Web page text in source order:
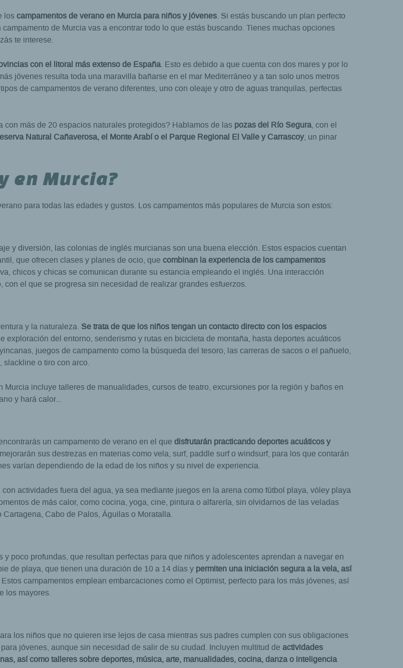
loscampamentos de verano en Murcia para niños y jóvenes. Si estás buscando un plan perfecto
de Murcia vas a encontrar todo lo que estás buscando. Tienes muchas opciones
te interese.
con el litoral más extenso de España. Esto es debido a que cuenta con dos mares y por lo
jóvenes resulta toda una maravilla bañarse en el mar Mediterráneo y a tan solo unos metros
de campamentos de verano diferentes, uno con oleaje y otro de aguas tranquilas, perfectas
más de 20 espacios naturales protegidos? Hablamos de las pozas del Río Segura, con el
Natural Cañaverosa, el Monte Arabí o el Parque Regional El Valle y Carrascoy, un pinar
en Murcia?
para todas las edades y gustos. Los campamentos más populares de Murcia son estos:
y diversión, las colonias de inglés murcianas son una buena elección. Estos espacios cuentan
que ofrecen clases y planes de ocio, que combinan la experiencia de los campamentos
chicos y chicas se comunican durante su estancia empleando el inglés. Una interacción
el que se progresa sin necesidad de realizar grandes esfuerzos.
y la naturaleza. Se trata de que los niños tengan un contacto directo con los espacios
exploración del entorno, senderismo y rutas en bicicleta de montaña, hasta deportes acuáticos
juegos de campamento como la búsqueda del tesoro, las carreras de sacos o el pañuelo,
o tiro con arco.
incluye talleres de manualidades, cursos de teatro, excursiones por la región y baños en
y hará calor...
un campamento de verano en el que disfrutarán practicando deportes acuáticos y
sus destrezas en materias como vela, surf, paddle surf o windsurf, para los que contarán
varían dependiendo de la edad de los niños y su nivel de experiencia.
actividades fuera del agua, ya sea mediante juegos en la arena como fútbol playa, vóley playa
de más calor, como cocina, yoga, cine, pintura o alfarería, sin olvidarnos de las veladas
Cabo de Palos, Águilas o Moratalla.
poco profundas, que resultan perfectas para que niños y adolescentes aprendan a navegar en
de playa, que tienen una duración de 10 a 14 días y permiten una iniciación segura a la vela, así
Estos campamentos emplean embarcaciones como el Optimist, perfecto para los más jóvenes, así
los mayores.
los niños que no quieren irse lejos de casa mientras sus padres cumplen con sus obligaciones
jóvenes, aunque sin necesidad de salir de su ciudad. Incluyen multitud de actividades
así como talleres sobre deportes, música, arte, manualidades, cocina, danza o inteligencia